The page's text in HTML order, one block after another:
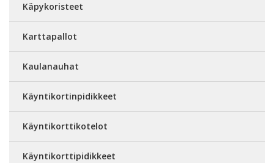
Käpykoristeet
Karttapallot
Kaulanauhat
Käyntikortinpidikkeet
Käyntikorttikotelot
Käyntikorttipidikkeet